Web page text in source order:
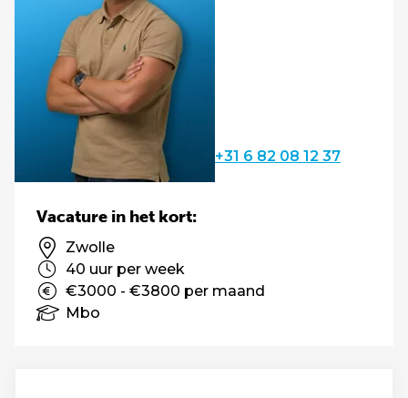
+31 6 82 08 12 37
Vacature in het kort:
Zwolle
40 uur per week
€3000 - €3800 per maand
Mbo